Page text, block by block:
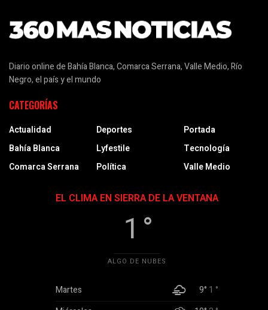
Diario online de Bahía Blanca, Comarca Serrana, Valle Medio, Río
Negro, el país y el mundo
CATEGORÍAS
Actualidad
Bahía Blanca
Comarca Serrana
Deportes
Lyfestile
Política
Portada
Tecnología
Valle Medio
EL CLIMA EN SIERRA DE LA VENTANA
1 °
ALGO DE NUBES
Martes 9° 1 °